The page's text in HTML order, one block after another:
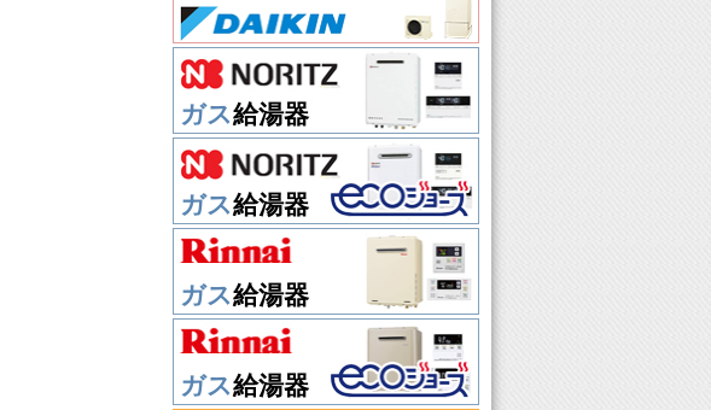
ガス給湯器
ガス給湯器
ガス給湯器
ガス給湯器